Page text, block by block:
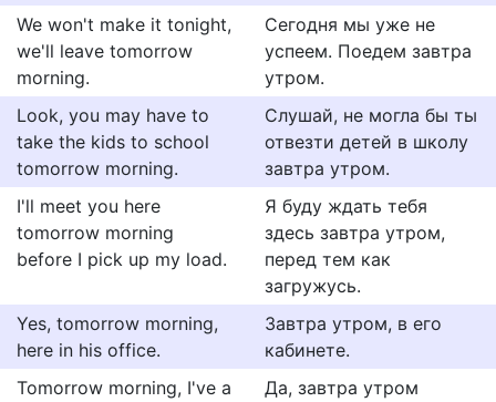
We won't make it tonight,
we'll leave tomorrow
morning.
Сегодня мы уже не
успеем. Поедем завтра
утром.
Look, you may have to
take the kids to school
tomorrow morning.
Слушай, не могла бы ты
отвезти детей в школу
завтра утром.
I'll meet you here
tomorrow morning
before I pick up my load.
Я буду ждать тебя
здесь завтра утром,
перед тем как
загружусь.
Yes, tomorrow morning,
here in his office.
Завтра утром, в его
кабинете.
Tomorrow morning, I've a
Да, завтра утром